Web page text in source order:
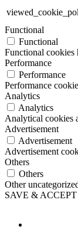
Functional
Functional
Functional cookies
Performance
Performance
Performance
Analytics
Analytics
Analytical cookies
Advertisement
Advertisement
Advertisement
Others
Others
Other
SAVE & ACCEPT